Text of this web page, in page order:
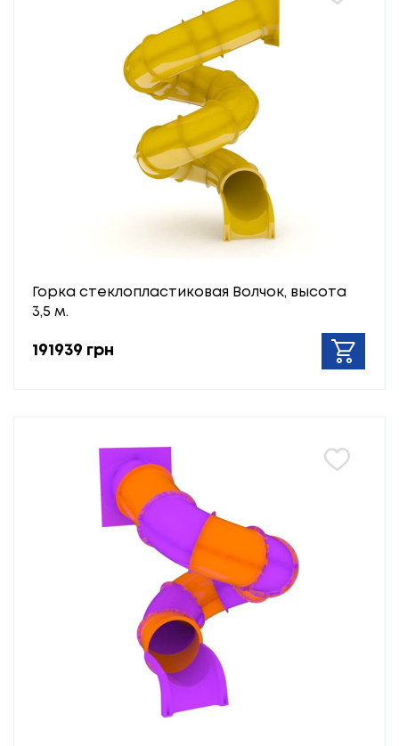
Горка стеклопластиковая Волчок, высота
3,5 м.
191939 грн